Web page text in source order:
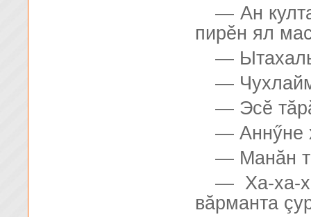
— Ан
пирĕн ял
—
—
— Эсĕ
— Аннӳне
— Манăн
— Ха-ха-
вăрманта